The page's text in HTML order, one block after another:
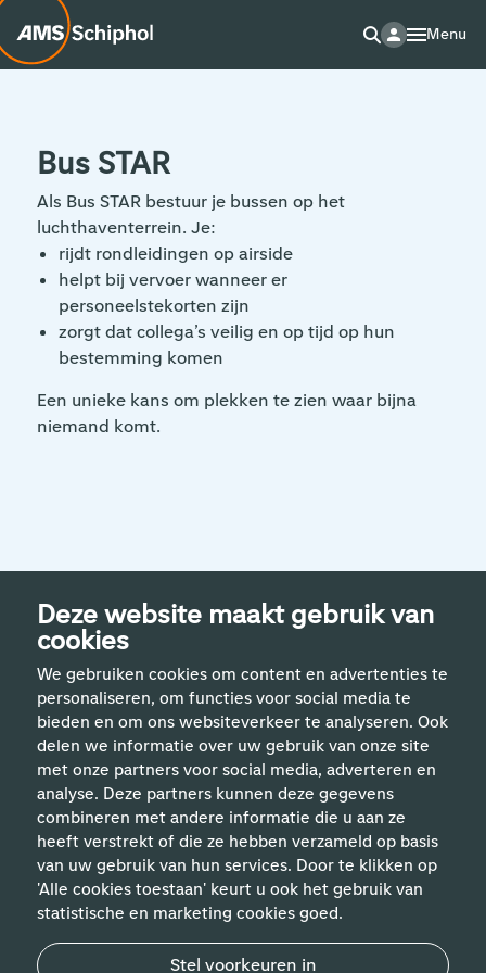
Deze website maakt gebruik van
cookies
We gebruiken cookies om content en advertenties te
personaliseren, om functies voor social media te
bieden en om ons websiteverkeer te analyseren. Ook
delen we informatie over uw gebruik van onze site
met onze partners voor social media, adverteren en
analyse. Deze partners kunnen deze gegevens
combineren met andere informatie die u aan ze
heeft verstrekt of die ze hebben verzameld op basis
van uw gebruik van hun services. Door te klikken op
'Alle cookies toestaan' keurt u ook het gebruik van
statistische en marketing cookies goed.
Stel voorkeuren in
Menu
Bus STAR
Als Bus STAR bestuur je bussen op het
luchthaventerrein. Je:
rijdt rondleidingen op airside
helpt bij vervoer wanneer er
personeelstekorten zijn
zorgt dat collega’s veilig en op tijd op hun
bestemming komen
Een unieke kans om plekken te zien waar bijna
niemand komt.
Handige links
Vakgebieden
Contact